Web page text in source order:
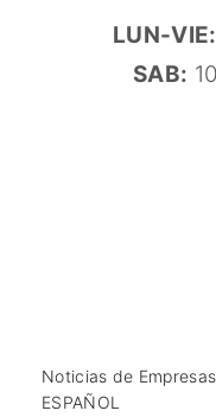
LUN-VIE:
SAB:
Noticias de
ESPAÑOL